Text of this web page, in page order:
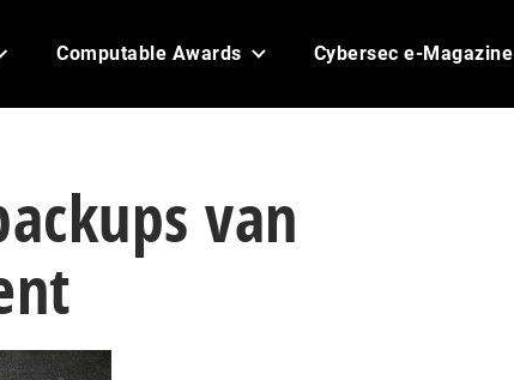
Computable Awards Cybersec e-Magazine
van